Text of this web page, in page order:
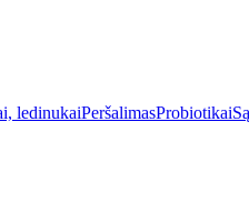
ledinukaiPeršalimasProbiotikai